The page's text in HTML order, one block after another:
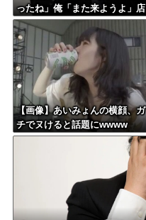
ったね」俺「また来ようよ」店
員「お会計2380円になりまー
す」→その後『こう』なったん
だが俺悪くないよ
な？？？？？？？？
【画像】あいみょんの横顔、ガ
チでヌけると話題にwwww